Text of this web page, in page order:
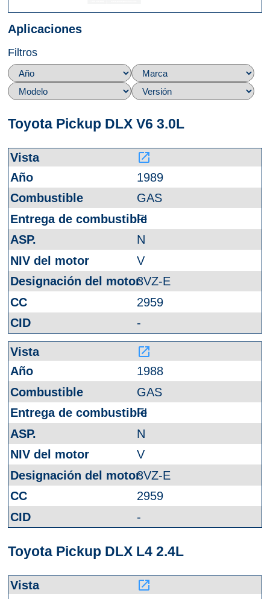
Aplicaciones
Filtros
Toyota Pickup DLX V6 3.0L
launch
1989
GAS
FI
N
V
3VZ-E
2959
-
launch
1988
GAS
FI
N
V
3VZ-E
2959
-
Toyota Pickup DLX L4 2.4L
launch